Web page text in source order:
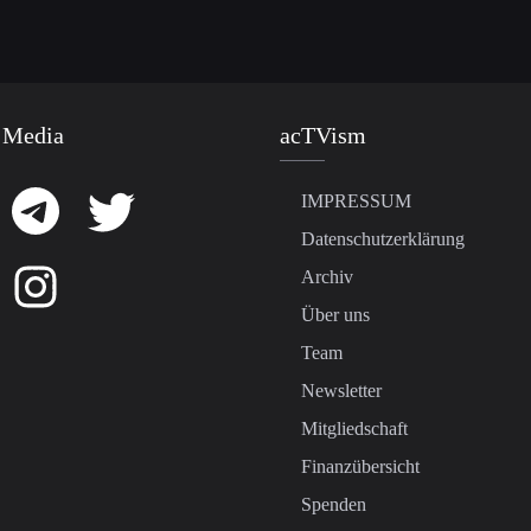
acTVism
IMPRESSUM
Datenschutzerklärung
Archiv
Über uns
Team
Newsletter
Mitgliedschaft
Finanzübersicht
Spenden